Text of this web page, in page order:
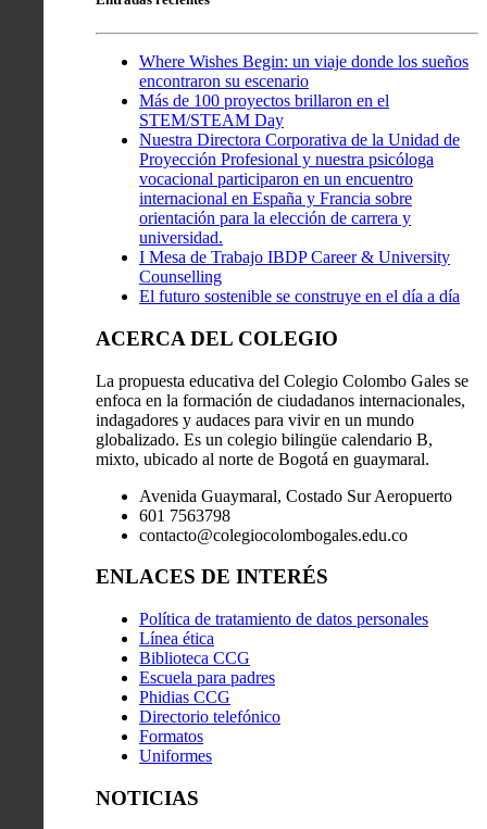
Where Wishes Begin: un viaje donde los sueños
encontraron su escenario
Más de 100 proyectos brillaron en el
STEM/STEAM Day
Nuestra Directora Corporativa de la Unidad de
Proyección Profesional y nuestra psicóloga
vocacional participaron en un encuentro
internacional en España y Francia sobre
orientación para la elección de carrera y
universidad.
I Mesa de Trabajo IBDP Career & University
Counselling
El futuro sostenible se construye en el día a día
ACERCA DEL COLEGIO
La propuesta educativa del Colegio Colombo Gales se
enfoca en la formación de ciudadanos internacionales,
indagadores y audaces para vivir en un mundo
globalizado. Es un colegio bilingüe calendario B,
mixto, ubicado al norte de Bogotá en guaymaral.
Avenida Guaymaral, Costado Sur Aeropuerto
601 7563798
contacto@colegiocolombogales.edu.co
ENLACES DE INTERÉS
Política de tratamiento de datos personales
Línea ética
Biblioteca CCG
Escuela para padres
Phidias CCG
Directorio telefónico
Formatos
Uniformes
NOTICIAS